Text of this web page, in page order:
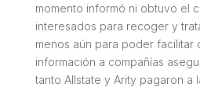
momento informó ni obtuvo el
interesados para recoger y
menos aún para poder facilitar
información a compañías
tanto Allstate y Arity pagaron a